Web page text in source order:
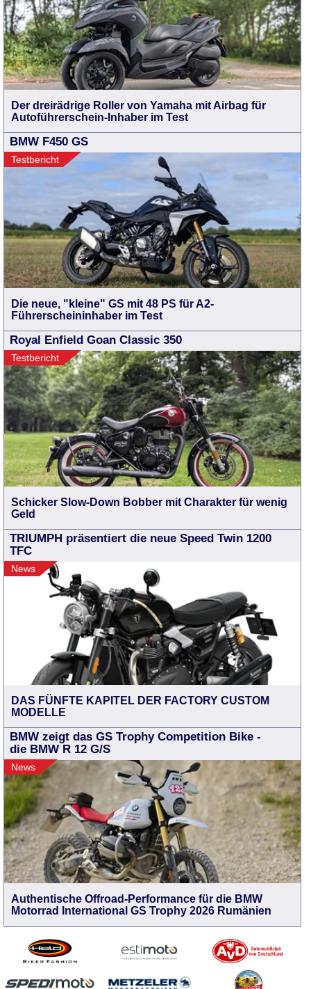
Der dreirädrige Roller von Yamaha mit Airbag für
Autoführerschein-Inhaber im Test
BMW F450 GS
Testbericht
Die neue, "kleine" GS mit 48 PS für A2-
Führerscheininhaber im Test
Royal Enfield Goan Classic 350
Testbericht
Schicker Slow-Down Bobber mit Charakter für wenig
Geld
TRIUMPH präsentiert die neue Speed Twin 1200
TFC
News
DAS FÜNFTE KAPITEL DER FACTORY CUSTOM
MODELLE
BMW zeigt das GS Trophy Competition Bike -
die BMW R 12 G/S
News
Authentische Offroad-Performance für die BMW
Motorrad International GS Trophy 2026 Rumänien